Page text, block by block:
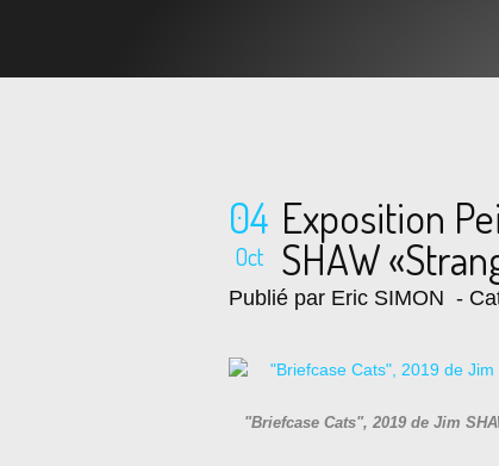
04
Oct
Exposition
SHAW
Publié par Eric SIMON -
"Briefcase Cats", 2019 de Jim